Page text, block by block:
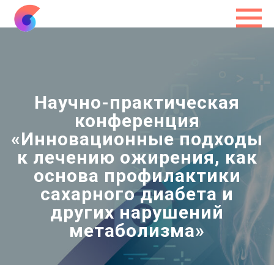
Научно-практическая
конференция
«Инновационные подходы
к лечению ожирения, как
основа профилактики
сахарного диабета и
других нарушений
метаболизма»